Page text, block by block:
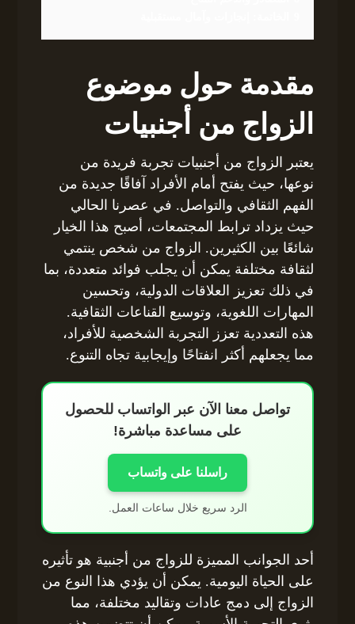
مقدمة حول موضوع
الزواج من أجنبيات
يعتبر الزواج من أجنبيات تجربة فريدة من
نوعها، حيث يفتح أمام الأفراد آفاقًا جديدة من
الفهم الثقافي والتواصل. في عصرنا الحالي
حيث يزداد ترابط المجتمعات، أصبح هذا الخيار
شائعًا بين الكثيرين. الزواج من شخص ينتمي
لثقافة مختلفة يمكن أن يجلب فوائد متعددة، بما
في ذلك تعزيز العلاقات الدولية، وتحسين
المهارات اللغوية، وتوسيع القناعات الثقافية.
هذه التعددية تعزز التجربة الشخصية للأفراد،
مما يجعلهم أكثر انفتاحًا وإيجابية تجاه التنوع.
تواصل معنا الآن عبر الواتساب للحصول
على مساعدة مباشرة!
راسلنا على واتساب
الرد سريع خلال ساعات العمل.
أحد الجوانب المميزة للزواج من أجنبية هو تأثيره
على الحياة اليومية. يمكن أن يؤدي هذا النوع من
الزواج إلى دمج عادات وتقاليد مختلفة، مما